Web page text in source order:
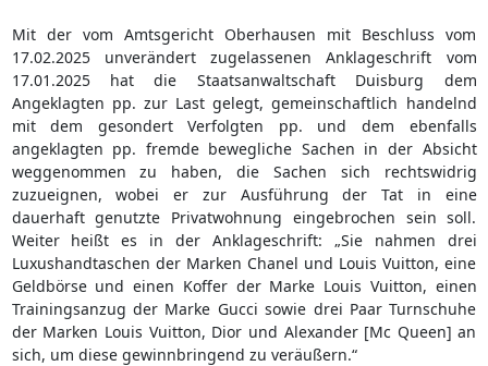
Mit der vom Amtsgericht Oberhausen mit Beschluss vom
17.02.2025 unverändert zugelassenen Anklageschrift vom
17.01.2025 hat die Staatsanwaltschaft Duisburg dem
Angeklagten pp. zur Last gelegt, gemeinschaftlich handelnd
mit dem gesondert Verfolgten pp. und dem ebenfalls
angeklagten pp. fremde bewegliche Sachen in der Absicht
weggenommen zu haben, die Sachen sich rechtswidrig
zuzueignen, wobei er zur Ausführung der Tat in eine
dauerhaft genutzte Privatwohnung eingebrochen sein soll.
Weiter heißt es in der Anklageschrift: „Sie nahmen drei
Luxushandtaschen der Marken Chanel und Louis Vuitton, eine
Geldbörse und einen Koffer der Marke Louis Vuitton, einen
Trainingsanzug der Marke Gucci sowie drei Paar Turnschuhe
der Marken Louis Vuitton, Dior und Alexander [Mc Queen] an
sich, um diese gewinnbringend zu veräußern.“